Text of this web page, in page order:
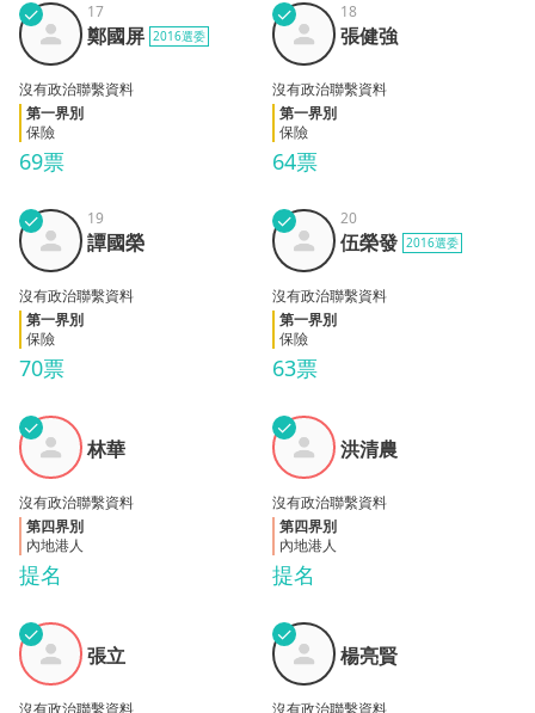
鄭國
屏
✓
69票
17
鄭國屏 2016選委
沒有政治聯繫資料
第一界別
保險
張健
強
✓
64票
18
張健強
沒有政治聯繫資料
第一界別
保險
譚國
榮
✓
70票
19
譚國榮
沒有政治聯繫資料
第一界別
保險
伍榮
發
✓
63票
20
伍榮發 2016選委
沒有政治聯繫資料
第一界別
保險
林華
✓
提名
林華
沒有政治聯繫資料
第四界別
內地港人
洪清
農
✓
提名
洪清農
沒有政治聯繫資料
第四界別
內地港人
張立
✓
張立
沒有政治聯繫資料
楊亮
賢
✓
楊亮賢
沒有政治聯繫資料